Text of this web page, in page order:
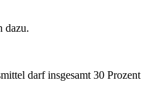
dazu.
darf insgesamt 30 Prozent